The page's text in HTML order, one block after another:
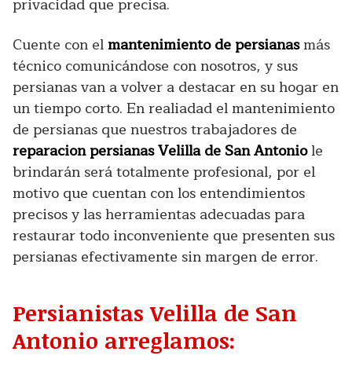
Cuente con elmantenimiento de persianasmás
técnico comunicándose con nosotros, y sus
persianas van a volver a destacar en su hogar en
un tiempo corto. En realiadad el mantenimiento
de persianas que nuestros trabajadores de
reparacion persianas Velilla de San Antoniole
brindarán será totalmente profesional, por el
motivo que cuentan con los entendimientos
precisos y las herramientas adecuadas para
restaurar todo inconveniente que presenten sus
persianas efectivamente sin margen de error.
Persianistas Velilla de San
Antonio arreglamos: